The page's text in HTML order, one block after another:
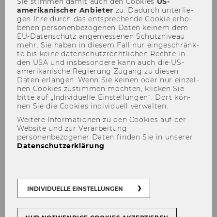
Schwerpunkt
Wirkungsmessung
So­cial En­ter­pri­ses und NPOs?
- Im Ge­spräch mit Josef Bau­
amerikanischer An­bie­ter zu. Da­durch un­ter­lie­
gen Ihre durch das ent­spre­chen­de Coo­kie er­ho­
be­nen per­so­nen­be­zo­ge­nen Daten kei­nem dem
EU-​Datenschutz an­ge­mes­se­nen Schutz­ni­veau
mehr. Sie haben in die­sem Fall nur ein­ge­schränk­
te bis keine da­ten­schutz­recht­li­chen Rech­te in
den USA und ins­be­son­de­re kann auch die US-​
amerikanische Re­gie­rung Zu­gang zu die­sen
Daten er­lan­gen. Wenn Sie kei­nen oder nur ein­zel­
nen Coo­kies zu­stim­men möch­ten, kli­cken Sie
bitte auf „In­di­vi­du­el­le Ein­stel­lun­gen“. Dort kön­
nen Sie die Coo­kies in­di­vi­du­ell ver­wal­ten.
Weitere Informationen zu den Cookies auf der
Website und zur Verarbeitung
personenbezogener Daten finden Sie in unserer
Datenschutzerklärung.
INDIVIDUELLE EINSTELLUNGEN